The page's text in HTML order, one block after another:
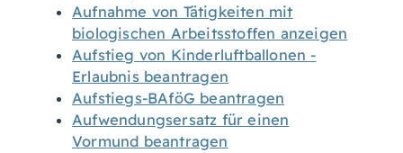
Aufnahme von Tätigkeiten mit
biologischen Arbeitsstoffen anzeigen
Aufstieg von Kinderluftballonen -
Erlaubnis beantragen
Aufstiegs-BAföG beantragen
Aufwendungsersatz für einen
Vormund beantragen